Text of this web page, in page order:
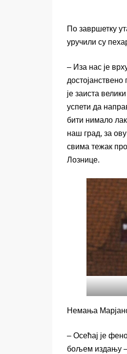
По завршетку
уручили су
– Иза нас је
је заиста
успети да
бити нимало
наш град, за
свима тежак
Лознице.
Немања
– Осећај је
бољем издању –